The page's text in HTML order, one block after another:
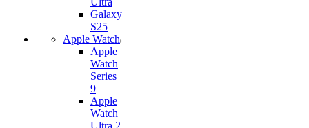
Galaxy
S25
Apple Watch
Apple
Watch
Series
9
Apple
Watch
Ultra 2